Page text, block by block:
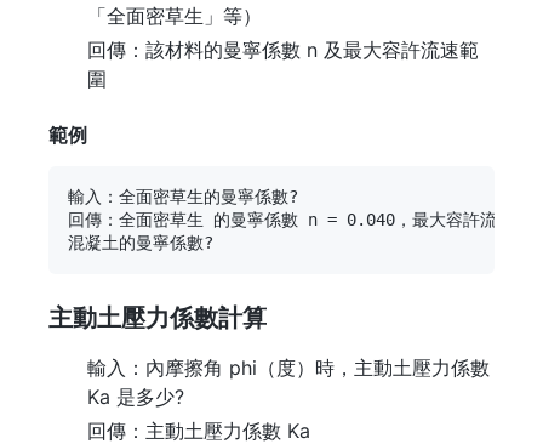
「全面密草生」等）
回傳：該材料的曼寧係數 n 及最大容許流速範
圍
範例
輸入：全面密草生的曼寧係數?
回傳：全面密草生 的曼寧係數 n = 0.040，最大容許流速
主動土壓力係數計算
輸入：內摩擦角 phi（度）時，主動土壓力係數
Ka 是多少?
回傳：主動土壓力係數 Ka